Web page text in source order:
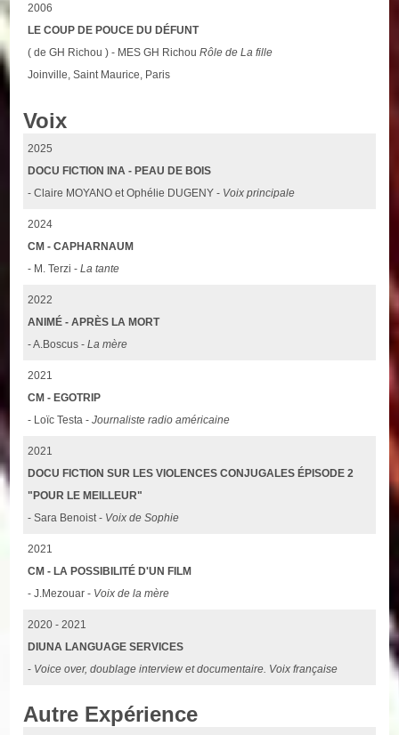
2006
LE COUP DE POUCE DU DÉFUNT
( de GH Richou ) - MES GH RichouRôle de La fille
Joinville, Saint Maurice, Paris
Voix
2025
DOCU FICTION INA - PEAU DE BOIS
- Claire MOYANO et Ophélie DUGENY - Voix principale
2024
CM - CAPHARNAUM
- M. Terzi -La tante
2022
ANIMÉ - APRÈS LA MORT
- A.Boscus -La mère
2021
CM - EGOTRIP
- Loïc Testa -Journaliste radio américaine
2021
DOCU FICTION SUR LES VIOLENCES CONJUGALES ÉPISODE 2
"POUR LE MEILLEUR"
- Sara Benoist - Voix de Sophie
2021
CM - LA POSSIBILITÉ D'UN FILM
- J.Mezouar - Voix de la mère
2020 - 2021
DIUNA LANGUAGE SERVICES
- Voice over, doublage interview et documentaire. Voix française
Autre Expérience